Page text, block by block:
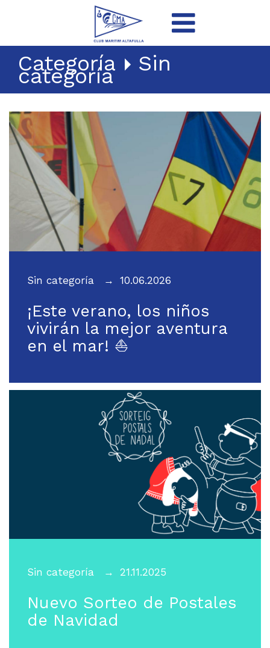
Categoría Sin
categoría
Sin categoría 10.06.2026
¡Este verano, los niños
vivirán la mejor aventura
en el mar! ⛵
Sin categoría 21.11.2025
Nuevo Sorteo de Postales
de Navidad